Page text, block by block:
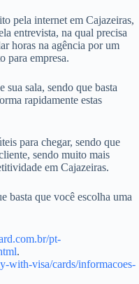
pela internet em Cajazeiras,
entrevista, na qual precisa
horas na agência por um
para empresa.
sala, sendo que basta
rapidamente estas
para chegar, sendo que
sendo muito mais
em Cajazeiras.
basta que você escolha uma
pt-
.
with-visa/cards/informacoes-